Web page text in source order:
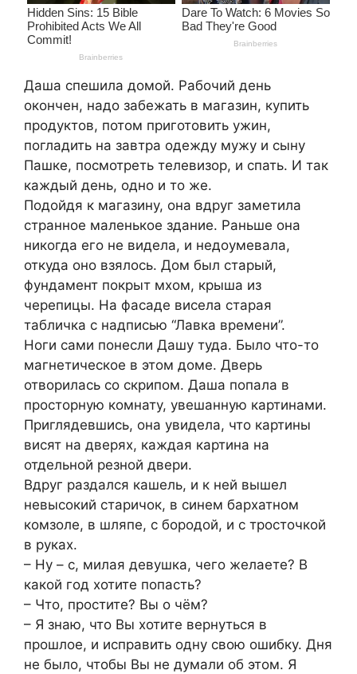
Даша спешила домой. Рабочий день
окончен, надо забежать в магазин, купить
продуктов, потом приготовить ужин,
погладить на завтра одежду мужу и сыну
Пашке, посмотреть телевизор, и спать. И так
каждый день, одно и то же.
Подойдя к магазину, она вдруг заметила
странное маленькое здание. Раньше она
никогда его не видела, и недоумевала,
откуда оно взялось. Дом был старый,
фундамент покрыт мхом, крыша из
черепицы. На фасаде висела старая
табличка с надписью “Лавка времени”.
Ноги сами понесли Дашу туда. Было что-то
магнетическое в этом доме. Дверь
отворилась со скрипом. Даша попала в
просторную комнату, увешанную картинами.
Приглядевшись, она увидела, что картины
висят на дверях, каждая картина на
отдельной резной двери.
Вдруг раздался кашель, и к ней вышел
невысокий старичок, в синем бархатном
комзоле, в шляпе, с бородой, и с тросточкой
в руках.
– Ну – с, милая девушка, чего желаете? В
какой год хотите попасть?
– Что, простите? Вы о чём?
– Я знаю, что Вы хотите вернуться в
прошлое, и исправить одну свою ошибку. Дня
не было, чтобы Вы не думали об этом. Я